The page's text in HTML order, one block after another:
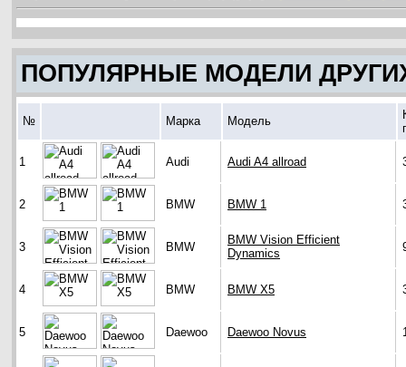
ПОПУЛЯРНЫЕ МОДЕЛИ
№ Марка Модель
1 Audi Audi A4 allroad
2 BMW BMW 1
3 BMW
BMW Vision Efficient
Dynamics
4 BMW BMW X5
5 Daewoo Daewoo Novus